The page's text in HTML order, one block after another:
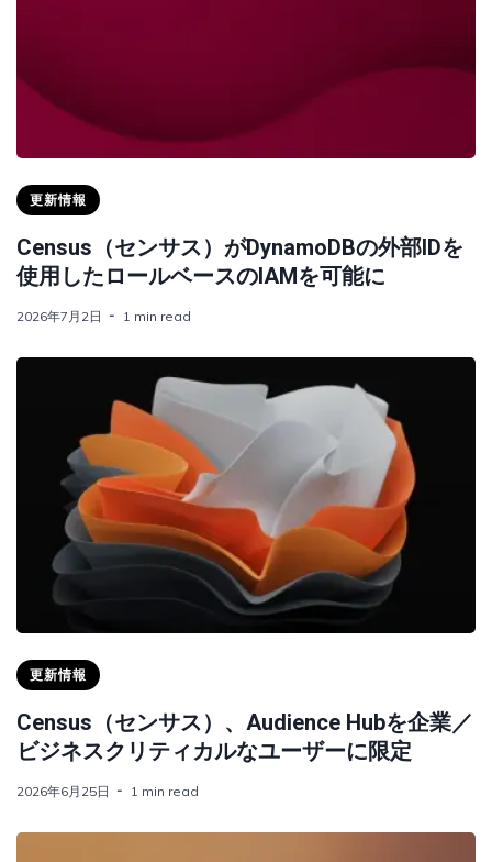
更新情報
Census（センサス）がDynamoDBの外部IDを
使用したロールベースのIAMを可能に
2026年7月2日 1 min read
更新情報
Census（センサス）、Audience Hubを企業／
ビジネスクリティカルなユーザーに限定
2026年6月25日 1 min read